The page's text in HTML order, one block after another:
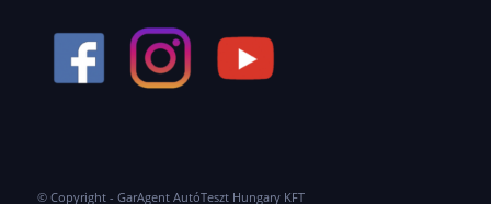
© Copyright - GarAgent AutóTeszt Hungary KFT